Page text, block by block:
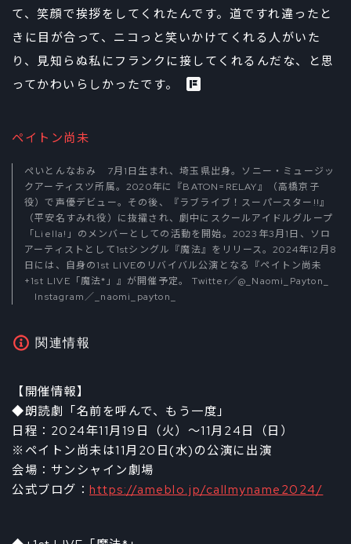
て、笑顔で挨拶をしてくれたんです。道ですれ違ったと
きに目が合って、ニコっと笑いかけてくれる人がいた
り、見知らぬ私にフランクに接してくれるんだな、と思
ってかわいらしかったです。
ペイトン尚未
ぺいとんなおみ 7月1日生まれ、埼玉県出身。ソニー・ミュージッ
クアーティスツ所属。2020年に『BATON=RELAY』（高橋京子
役）で声優デビュー。その後、『ラブライブ！スーパースター!!』
（平安名すみれ役）に抜擢され、劇中にスクールアイドルグループ
「Liella!」のメンバーとしての活動を開始。2023年3月1日、ソロ
アーティストとして1stシングル『魔法』をリリース。2024年12月8
日には、自身の1st LIVEのリバイバル公演となる『ペイトン尚未
+1st LIVE「魔法*」』が開催予定。 Twitter／@_Naomi_Payton_
Instagram／ _naomi_payton_
関連情報
【開催情報】
◆朗読劇「名前を呼んで、もう一度」
日程：2024年11月19日（火）～11月24日（日）
※ペイトン尚未は11月20日(水)の公演に出演
会場：サンシャイン劇場
公式ブログ：https://ameblo.jp/callmyname2024/